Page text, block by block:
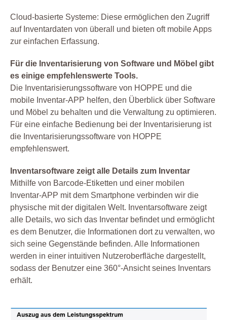
Cloud-basierte Systeme: Diese ermöglichen den Zugriff
auf Inventardaten von überall und bieten oft mobile Apps
zur einfachen Erfassung.
Für die Inventarisierung von Software und Möbel gibt
es einige empfehlenswerte Tools.
Die Inventarisierungssoftware von HOPPE und die
mobile Inventar-APP helfen, den Überblick über Software
und Möbel zu behalten und die Verwaltung zu optimieren.
Für eine einfache Bedienung bei der Inventarisierung ist
die Inventarisierungssoftware von HOPPE
empfehlenswert.
Inventarsoftware zeigt alle Details zum Inventar
Mithilfe von Barcode-Etiketten und einer mobilen
Inventar-APP mit dem Smartphone verbinden wir die
physische mit der digitalen Welt. Inventarsoftware zeigt
alle Details, wo sich das Inventar befindet und ermöglicht
es dem Benutzer, die Informationen dort zu verwalten, wo
sich seine Gegenstände befinden. Alle Informationen
werden in einer intuitiven Nutzeroberfläche dargestellt,
sodass der Benutzer eine 360°-Ansicht seines Inventars
erhält.